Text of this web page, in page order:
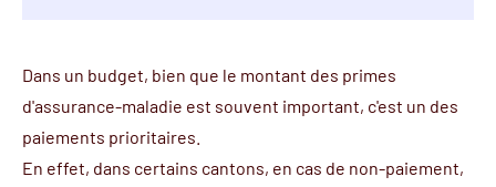
Dans un budget, bien que le montant des primes
d'assurance-maladie est souvent important, c'est un des
paiements prioritaires.
En effet, dans certains cantons, en cas de non-paiement,